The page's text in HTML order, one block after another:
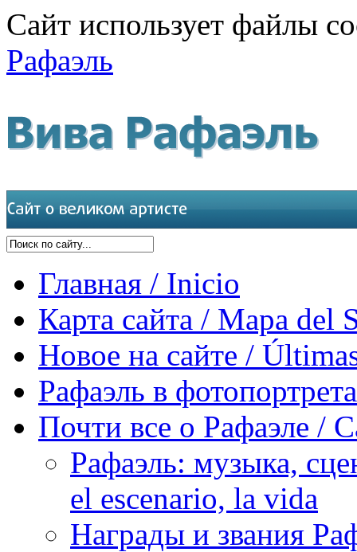
Сайт использует файлы
Рафаэль
Главная / Inicio
Карта сайта / Mapa del
Новое на сайте /
Рафаэль в
Почти все о Рафаэле /
Рафаэль: музыка,
el escenario, la vida
Награды и звания